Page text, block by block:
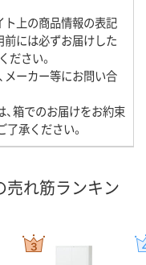
ト上の商品情報の表記
前には必ずお届けした
ださい。
メーカー等にお問い合
、箱でのお届けをお約束
承ください。
れ筋ランキン